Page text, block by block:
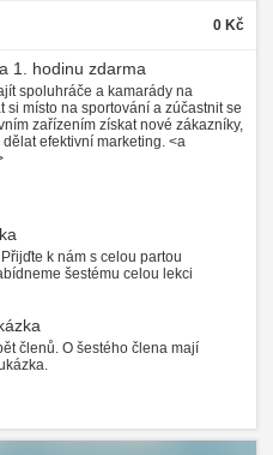
0 Kč
1. hodinu zdarma
spoluhráče a kamarády na
si místo na sportování a zúčastnit se
zařízením získat nové zákazníky,
efektivní marketing. <a
k nám s celou partou
šestému celou lekci
členů. O šestého člena mají